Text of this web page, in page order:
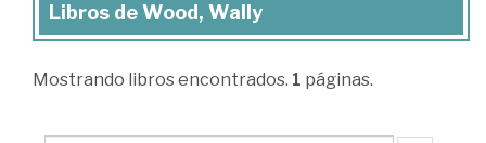
Libros
Wood,
Libros de Wood, Wally
Mostrando libros encontrados. 1 páginas.